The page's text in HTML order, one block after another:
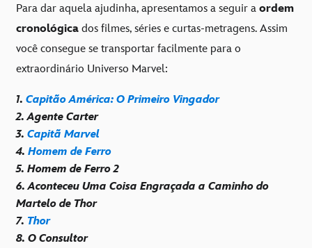
Para dar aquela ajudinha, apresentamos a seguir a ordem
cronológica dos filmes, séries e curtas-metragens. Assim
você consegue se transportar facilmente para o
extraordinário Universo Marvel:
1. Capitão América: O Primeiro Vingador
2. Agente Carter
3. Capitã Marvel
4. Homem de Ferro
5. Homem de Ferro 2
6. Aconteceu Uma Coisa Engraçada a Caminho do
Martelo de Thor
7. Thor
8. O Consultor